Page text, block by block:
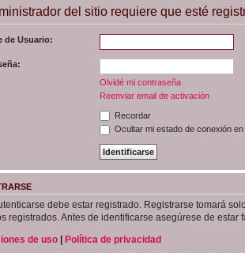
del sitio requiere que esté
de Usuario:
Olvidé mi contraseña
Reenviar email de activación
Recordar
Ocultar mi estado de conexión
debe estar registrado. Registrarse tomará
registrados. Antes de identificarse asegúrese de
de uso
Política de privacidad